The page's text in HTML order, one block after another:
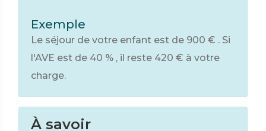
Exemple
Le séjour de votre enfant est de 900 € . Si
l'AVE est de 40 % , il reste 420 € à votre
charge.
À savoir